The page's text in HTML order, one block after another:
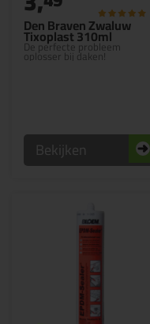
Den Braven Zwaluw
Tixoplast 310ml
De perfecte probleem
oplosser bij daken!
Bekijken